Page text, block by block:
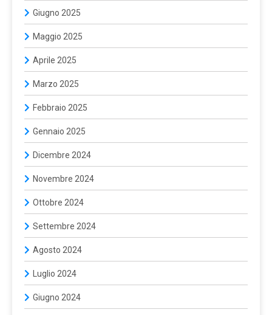
Giugno 2025
Maggio 2025
Aprile 2025
Marzo 2025
Febbraio 2025
Gennaio 2025
Dicembre 2024
Novembre 2024
Ottobre 2024
Settembre 2024
Agosto 2024
Luglio 2024
Giugno 2024